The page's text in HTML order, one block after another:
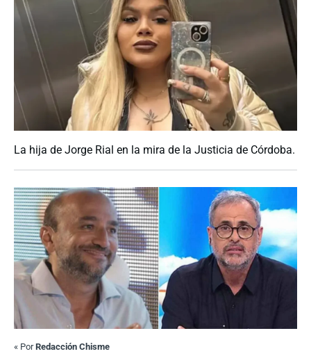
La hija de Jorge Rial en la mira de la Justicia de Córdoba.
« PorRedacción Chisme